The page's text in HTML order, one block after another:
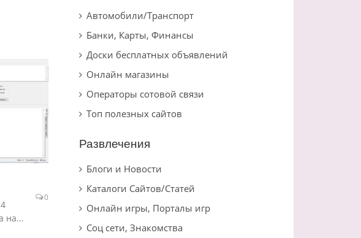
0
на...
Автомобили/Транспорт
Банки, Карты, Финансы
Доски бесплатных объявлений
Онлайн магазины
Операторы сотовой связи
Топ полезных сайтов
Развлечения
Блоги и Новости
Каталоги Сайтов/Статей
Онлайн игры, Порталы игр
Соц сети, Знакомства